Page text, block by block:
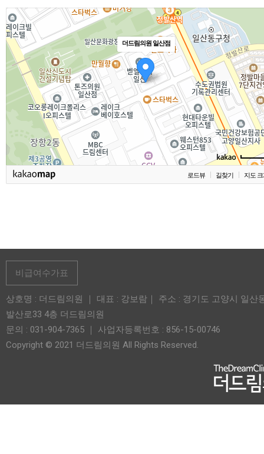
더드림의원 일산점
로드뷰 길찾기 지도
비급여수가표
상호명 : 더드림의원 ｜ 대표 : 강보람｜ 주소 : 경기도 고양시 일산
발산로33 4층 더드림의원
문의 : 031-904-7365 ｜ 사업자등록번호 : 856-15-00746
Copyright © 2021 더드림의원 All Rights Reserved.